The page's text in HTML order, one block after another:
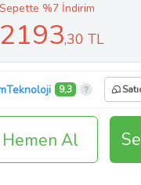
Sepette %7 İndirim
2193,30 TL
9,3
Hemen Al